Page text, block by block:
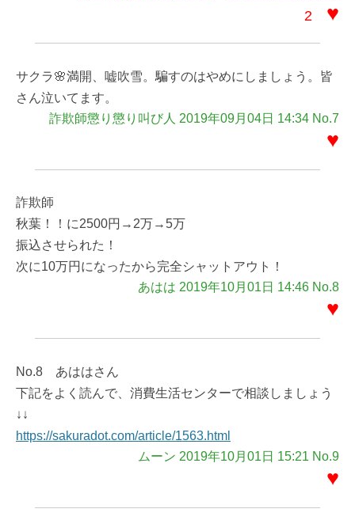
2 ♥
サクラ🌸満開、嘘吹雪。騙すのはやめにしましょう。皆
さん泣いてます。
詐欺師懲り懲り叫び人 2019年09月04日 14:34 No.7
♥
詐欺師
秋葉！！に2500円→2万→5万
振込させられた！
次に10万円になったから完全シャットアウト！
あはは 2019年10月01日 14:46 No.8
♥
No.8 あははさん
下記をよく読んで、消費生活センターで相談しましょう
↓↓
https://sakuradot.com/article/1563.html
ムーン 2019年10月01日 15:21 No.9
♥